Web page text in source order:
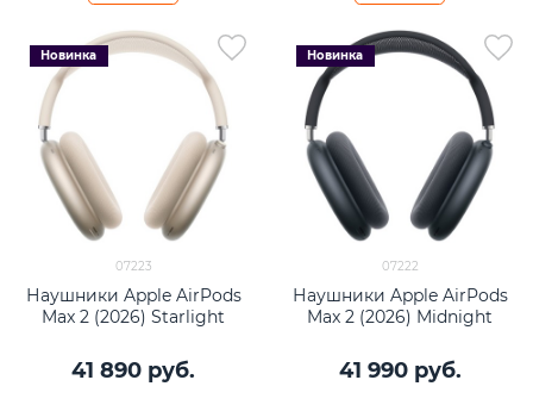
Новинка
07223
Наушники Apple AirPods
Max 2 (2026) Starlight
41 890 руб.
Новинка
07222
Наушники Apple AirPods
Max 2 (2026) Midnight
41 990 руб.